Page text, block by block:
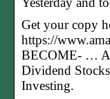
Get your copy
https://
BECOME- …
Dividend
Investing.